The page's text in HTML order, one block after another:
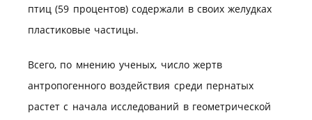
птиц (59 процентов) содержали в своих желудках
пластиковые частицы.
Всего, по мнению ученых, число жертв
антропогенного воздействия среди пернатых
растет с начала исследований в геометрической